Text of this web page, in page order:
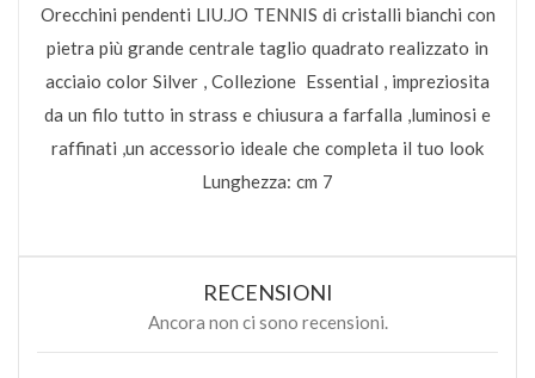
Orecchini pendenti LIU.JO TENNIS di cristalli bianchi con
pietra più grande centrale taglio quadrato realizzato in
acciaio color Silver , Collezione Essential , impreziosita
da un filo tutto in strass e chiusura a farfalla ,luminosi e
raffinati ,un accessorio ideale che completa il tuo look
Lunghezza: cm 7
RECENSIONI
Ancora non ci sono recensioni.